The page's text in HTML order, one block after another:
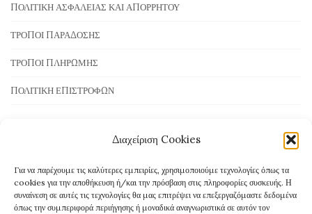
Διαχείριση Cookies
Για να παρέχουμε τις καλύτερες εμπειρίες, χρησιμοποιούμε τεχνολογίες όπως τα
cookies για την αποθήκευση ή/και την πρόσβαση στις πληροφορίες συσκευής. Η
συναίνεση σε αυτές τις τεχνολογίες θα μας επιτρέψει να επεξεργαζόμαστε δεδομένα
όπως την συμπεριφορά περιήγησης ή μοναδικά αναγνωριστικά σε αυτόν τον
ΠΟΛΙΤΙΚΉ ΑΣΦΆΛΕΙΑΣ ΚΑΙ ΑΠΟΡΡΉΤΟΥ
ΤΡΌΠΟΙ ΠΑΡΆΔΟΣΗΣ
ΤΡΌΠΟΙ ΠΛΗΡΩΜΉΣ
ΠΟΛΙΤΙΚΉ ΕΠΙΣΤΡΟΦΏΝ
Τρόποι Πληρωμής